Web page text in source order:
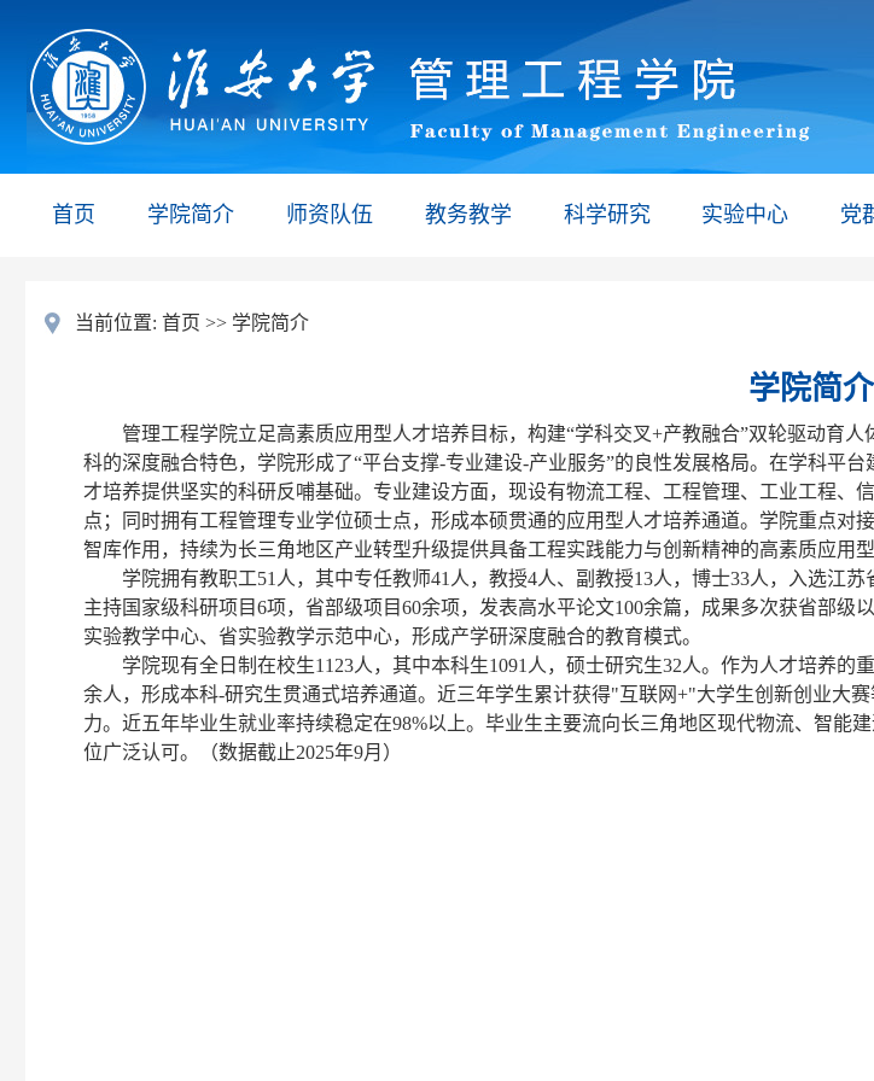
首页 学院简介 师资队伍 教务教学 科学研究 实验中心 党
当前位置: 首页 >> 学院简介
学院简介
管理工程学院立足高素质应用型人才培养目标，构建“学科交叉+产教融合”双轮驱动育
科的深度融合特色，学院形成了“平台支撑-专业建设-产业服务”的良性发展格局。在学科平
才培养提供坚实的科研反哺基础。专业建设方面，现设有物流工程、工程管理、工业工程
点；同时拥有工程管理专业学位硕士点，形成本硕贯通的应用型人才培养通道。学院重点
智库作用，持续为长三角地区产业转型升级提供具备工程实践能力与创新精神的高素质应用型
学院拥有教职工51人，其中专任教师41人，教授4人、副教授13人，博士33人，入选江
主持国家级科研项目6项，省部级项目60余项，发表高水平论文100余篇，成果多次获省部
实验教学中心、省实验教学示范中心，形成产学研深度融合的教育模式。
学院现有全日制在校生1123人，其中本科生1091人，硕士研究生32人。作为人才培养
余人，形成本科-研究生贯通式培养通道。近三年学生累计获得"互联网+"大学生创新创业大
力。近五年毕业生就业率持续稳定在98%以上。毕业生主要流向长三角地区现代物流、智能
位广泛认可。（数据截止2025年9月）